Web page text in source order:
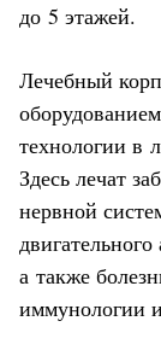
до 5 этажей.
Лечебный
технологии в
Здесь лечат
нервной
а также
иммунологии